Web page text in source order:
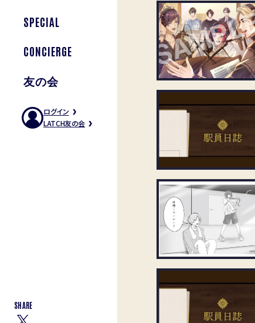
SPECIAL
CONCIERGE
友の会
ログイン
LATCH友の会
SHARE